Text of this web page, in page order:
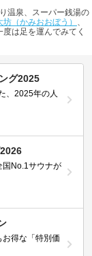
温泉、スーパー銭湯の
坊（かみおおぼう） 、
は足を運んでみてく
グ2025
、2025年の人
国No.1サウナが
得な「特別価